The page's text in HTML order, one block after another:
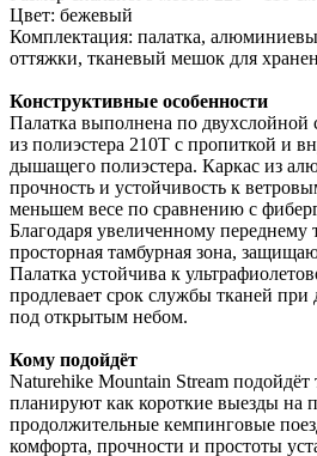
Цвет: бежевый
Комплектация: палатка,
оттяжки, тканевый мешок для
Конструктивные особенности
Палатка выполнена по
из полиэстера 210T с пропиткой и
дышащего полиэстера. Каркас из
прочность и устойчивость к
меньшем весе по сравнению с
Благодаря увеличенному переднему
просторная тамбурная зона,
Палатка устойчива к
продлевает срок службы тканей
под открытым небом.
Кому подойдёт
Naturehike Mountain Stream подойдёт
планируют как короткие выезды на
продолжительные кемпинговые
комфорта, прочности и простоты